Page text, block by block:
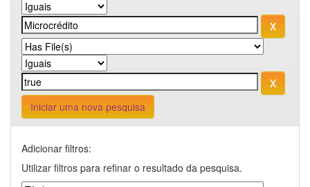
Iniciar uma nova pesquisa
Adicionar filtros:
Utilizar filtros para refinar o resultado da pesquisa.